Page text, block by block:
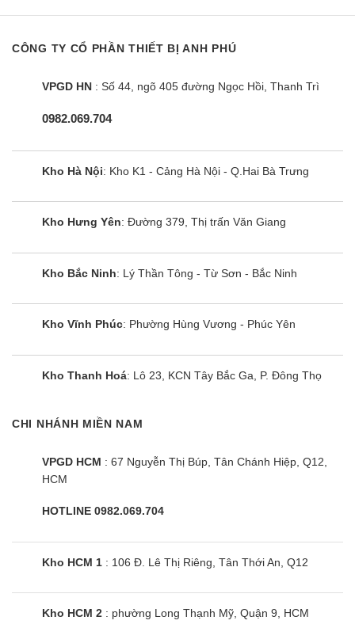
CÔNG TY CỔ PHẦN THIẾT BỊ ANH PHÚ
VPGD HN : Số 44, ngõ 405 đường Ngọc Hồi, Thanh Trì
0982.069.704
Kho Hà Nội: Kho K1 - Cảng Hà Nội - Q.Hai Bà Trưng
Kho Hưng Yên: Đường 379, Thị trấn Văn Giang
Kho Bắc Ninh: Lý Thần Tông - Từ Sơn - Bắc Ninh
Kho Vĩnh Phúc: Phường Hùng Vương - Phúc Yên
Kho Thanh Hoá: Lô 23, KCN Tây Bắc Ga, P. Đông Thọ
CHI NHÁNH MIỀN NAM
VPGD HCM : 67 Nguyễn Thị Búp, Tân Chánh Hiệp, Q12,
HCM
HOTLINE 0982.069.704
Kho HCM 1 : 106 Đ. Lê Thị Riêng, Tân Thới An, Q12
Kho HCM 2 : phường Long Thạnh Mỹ, Quận 9, HCM